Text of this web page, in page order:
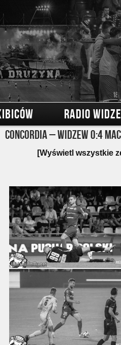
RADIO
Concordia – Widzew 0:4
[Wyświetl wszystkie